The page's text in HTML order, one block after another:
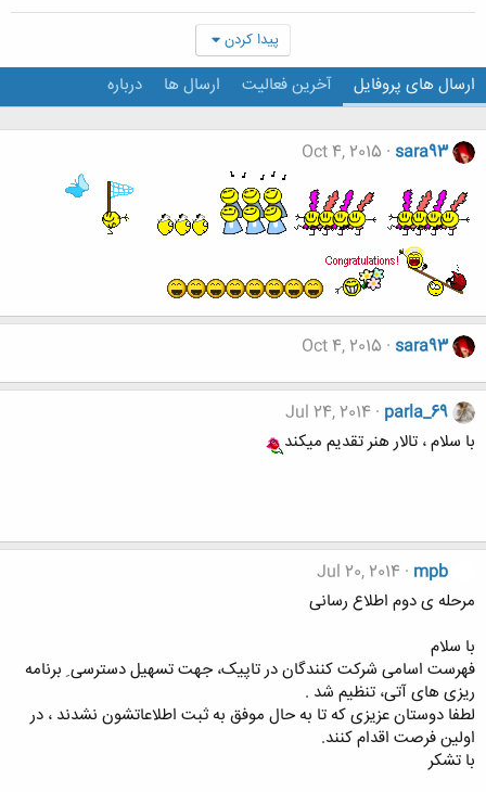
پیدا کردن
ارسال های پروفایل آخرین فعالیت ارسال ها درباره
sara93
Oct 4, 2015
sara93
Oct 4, 2015
parla_69
Jul 24, 2014
با سلام ، تالار هنر تقدیم میکند
mpb
Jul 20, 2014
مرحله ی دوم اطلاع رسانی
با سلام
فهرست اسامی شرکت کنندگان در تاپیک، جهت تسهیل دسترسی ِ برنامه
ریزی های آتی، تنظیم شد .
لطفا دوستان عزیزی که تا به حال موفق به ثبت اطلاعاتشون نشدند ، در
اولین فرصت اقدام کنند.
با تشکر